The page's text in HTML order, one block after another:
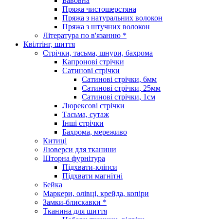
Пряжа чистошерстяна
Пряжа з натуральних волокон
Пряжа з штучних волокон
Література по в'язанню *
Квілтінг, шиття
Стрічки, тасьма, шнури, бахрома
Капронові стрічки
Сатинові стрічки
Сатинові стрічки, 6мм
Сатинові стрічки, 25мм
Сатинові стрічки, 1см
Люрексові стрічки
Тасьма, сутаж
Інші стрічки
Бахрома, мереживо
Китиці
Люверси для тканини
Шторна фурнітура
Підхвати-кліпси
Підхвати магнітні
Бейка
Маркери, олівці, крейда, копіри
Замки-блискавки *
Тканина для шиття